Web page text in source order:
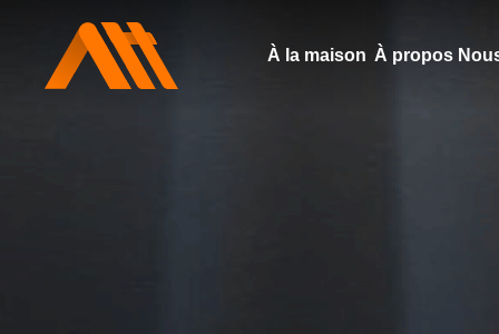
À la maison À propos